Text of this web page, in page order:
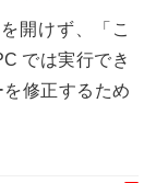
開けず、「こ
では実行でき
修正するため